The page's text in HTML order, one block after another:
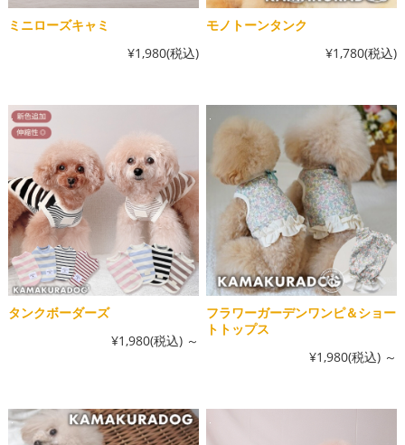
ミニローズキャミ
¥1,980(税込)
モノトーンタンク
¥1,780(税込)
タンクボーダーズ
¥1,980(税込) ～
フラワーガーデンワンピ＆ショー
トトップス
¥1,980(税込) ～